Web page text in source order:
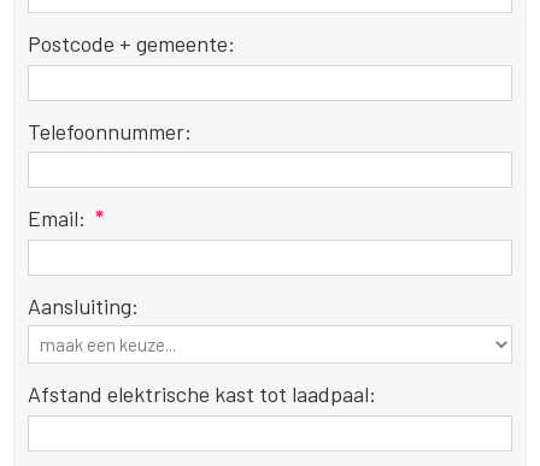
Postcode + gemeente:
Telefoonnummer:
Email: *
Aansluiting:
Afstand elektrische kast tot laadpaal: